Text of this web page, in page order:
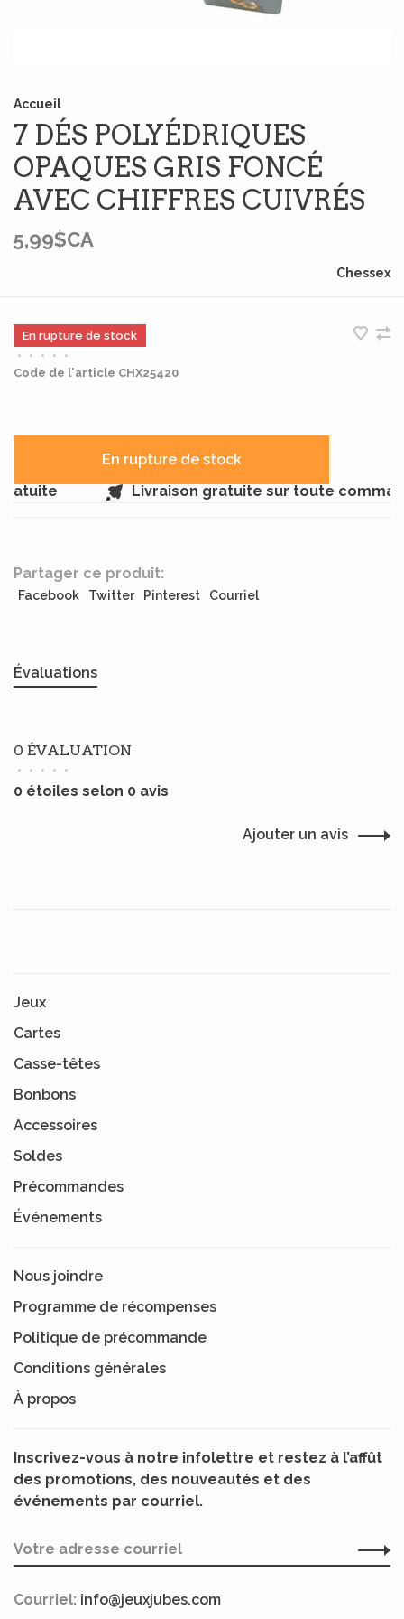
Accueil
7 DÉS POLYÉDRIQUES
OPAQUES GRIS FONCÉ
AVEC CHIFFRES CUIVRÉS
5,99$CA
Chessex
En rupture de stock
•
• • •
•
Code de l'article CHX25420
En rupture de stock
Livraison gratuite sur toute
Partager ce produit:
Facebook Twitter Pinterest Courriel
Évaluations
0 ÉVALUATION
• • • • •
0 étoiles selon 0 avis
Ajouter un avis
Jeux
Cartes
Casse-têtes
Bonbons
Accessoires
Soldes
Précommandes
Événements
Nous joindre
Programme de récompenses
Politique de précommande
Conditions générales
À propos
Inscrivez-vous à notre infolettre et restez à l’affût
des promotions, des nouveautés et des
événements par courriel.
Courriel: info@jeuxjubes.com